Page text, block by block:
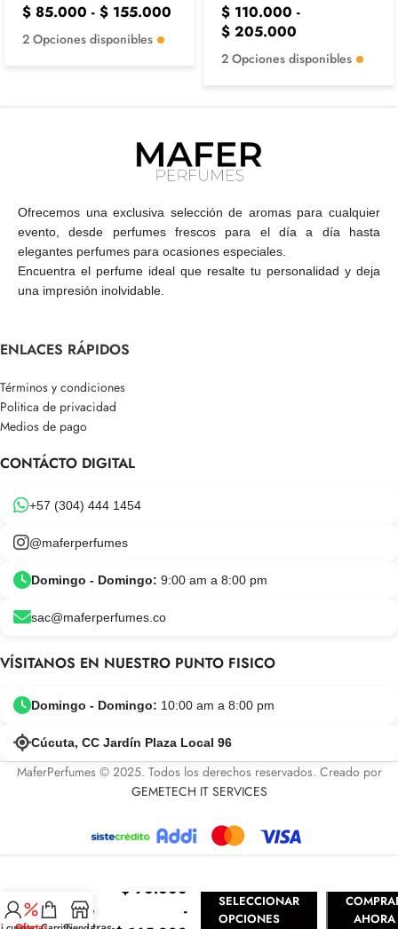
$ 85.000 - $ 155.000
2 Opciones disponibles
$ 110.000 -
$ 205.000
2 Opciones disponibles
Ofrecemos una exclusiva selección de aromas para cualquier
evento, desde perfumes frescos para el día a día hasta
elegantes perfumes para ocasiones especiales.
Encuentra el perfume ideal que resalte tu personalidad y deja
una impresión inolvidable.
ENLACES RÁPIDOS
Términos y condiciones
Politica de privacidad
Medios de pago
CONTÁCTO DIGITAL
+57 (304) 444 1454
@maferperfumes
Domingo - Domingo: 9:00 am a 8:00 pm
sac@maferperfumes.co
VÍSITANOS EN NUESTRO PUNTO FISICO
Domingo - Domingo: 10:00 am a 8:00 pm
Cúcuta, CC Jardín Plaza Local 96
MaferPerfumes © 2025. Todos los derechos reservados. Creado por
GEMETECH IT SERVICES
France
$ 90.000
-
SELECCIONAR
OPCIONES
AHORA